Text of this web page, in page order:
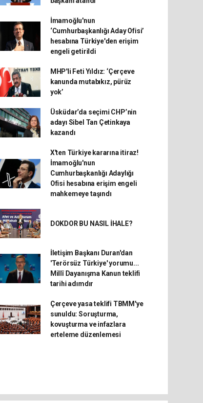
İmamoğlu'nun
‘Cumhurbaşkanlığı Aday Ofisi’
hesabına Türkiye'den erişim
engeli getirildi
MHP'li Feti Yıldız: ‘Çerçeve
kanunda mutabıkız, pürüz
yok’
Üsküdar’da seçimi CHP’nin
adayı Sibel Tan Çetinkaya
kazandı
X'ten Türkiye kararına itiraz!
İmamoğlu'nun
Cumhurbaşkanlığı Adaylığı
Ofisi hesabına erişim engeli
mahkemeye taşındı
DOKDOR BU NASIL İHALE?
İletişim Başkanı Duran'dan
'Terörsüz Türkiye' yorumu...
Millî Dayanışma Kanun teklifi
tarihi adımdır
Çerçeve yasa teklifi TBMM'ye
sunuldu: Soruşturma,
kovuşturma ve infazlara
erteleme düzenlemesi